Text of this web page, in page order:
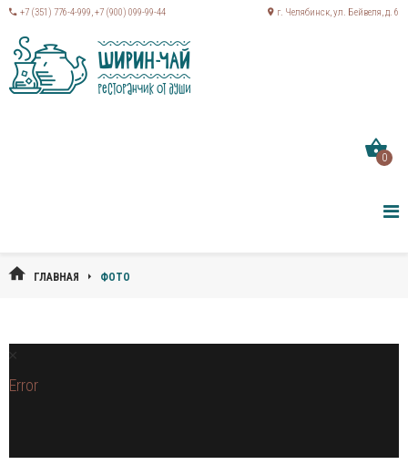
+7 (351) 776-4-999,+7 (900) 099-99-44 г. Челябинск, ул. Бейвеля, д. 6
0
ГЛАВНАЯ ФОТО
Error